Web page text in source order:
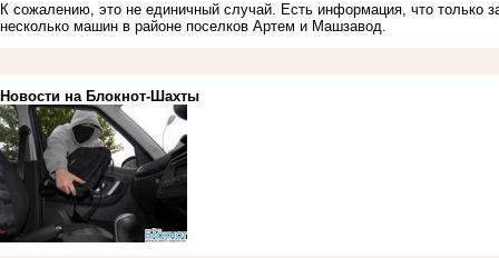
К сожалению, это не единичный случай. Есть информация, что только
несколько машин в районе поселков Артем и Машзавод.
Новости на Блoкнoт-Шахты